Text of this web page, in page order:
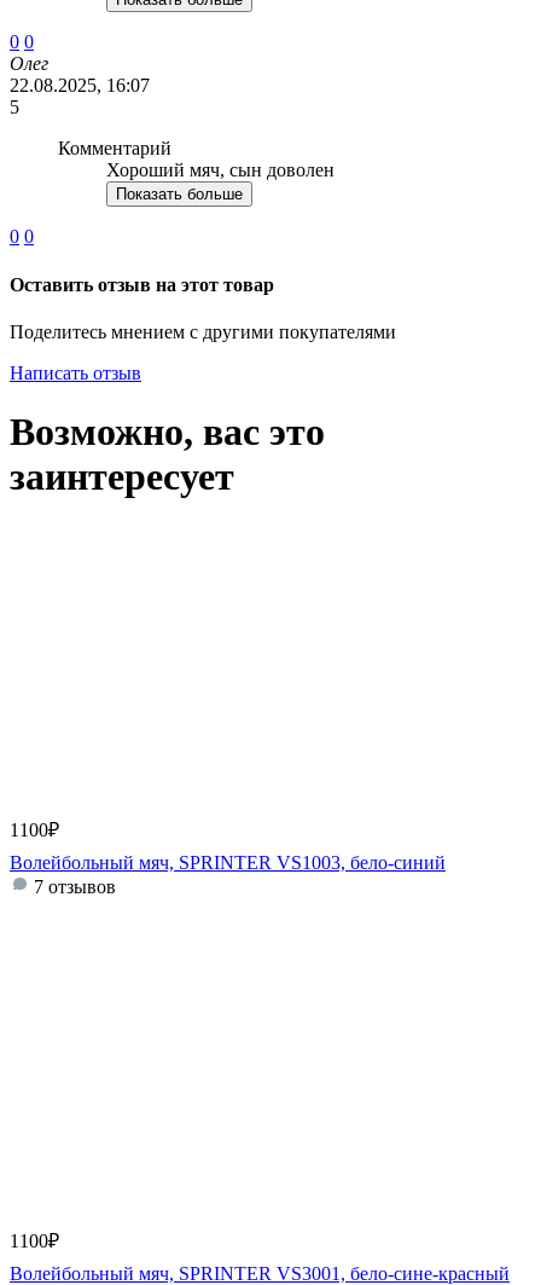
0 0
Олег
22.08.2025, 16:07
5
Комментарий
Хороший мяч, сын доволен
Показать больше
0 0
Оставить отзыв на этот товар
Поделитесь мнением с другими покупателями
Написать отзыв
Возможно, вас это
заинтересует
1100₽
Волейбольный мяч, SPRINTER VS1003, бело-синий
7 отзывов
1100₽
Волейбольный мяч, SPRINTER VS3001, бело-сине-красный